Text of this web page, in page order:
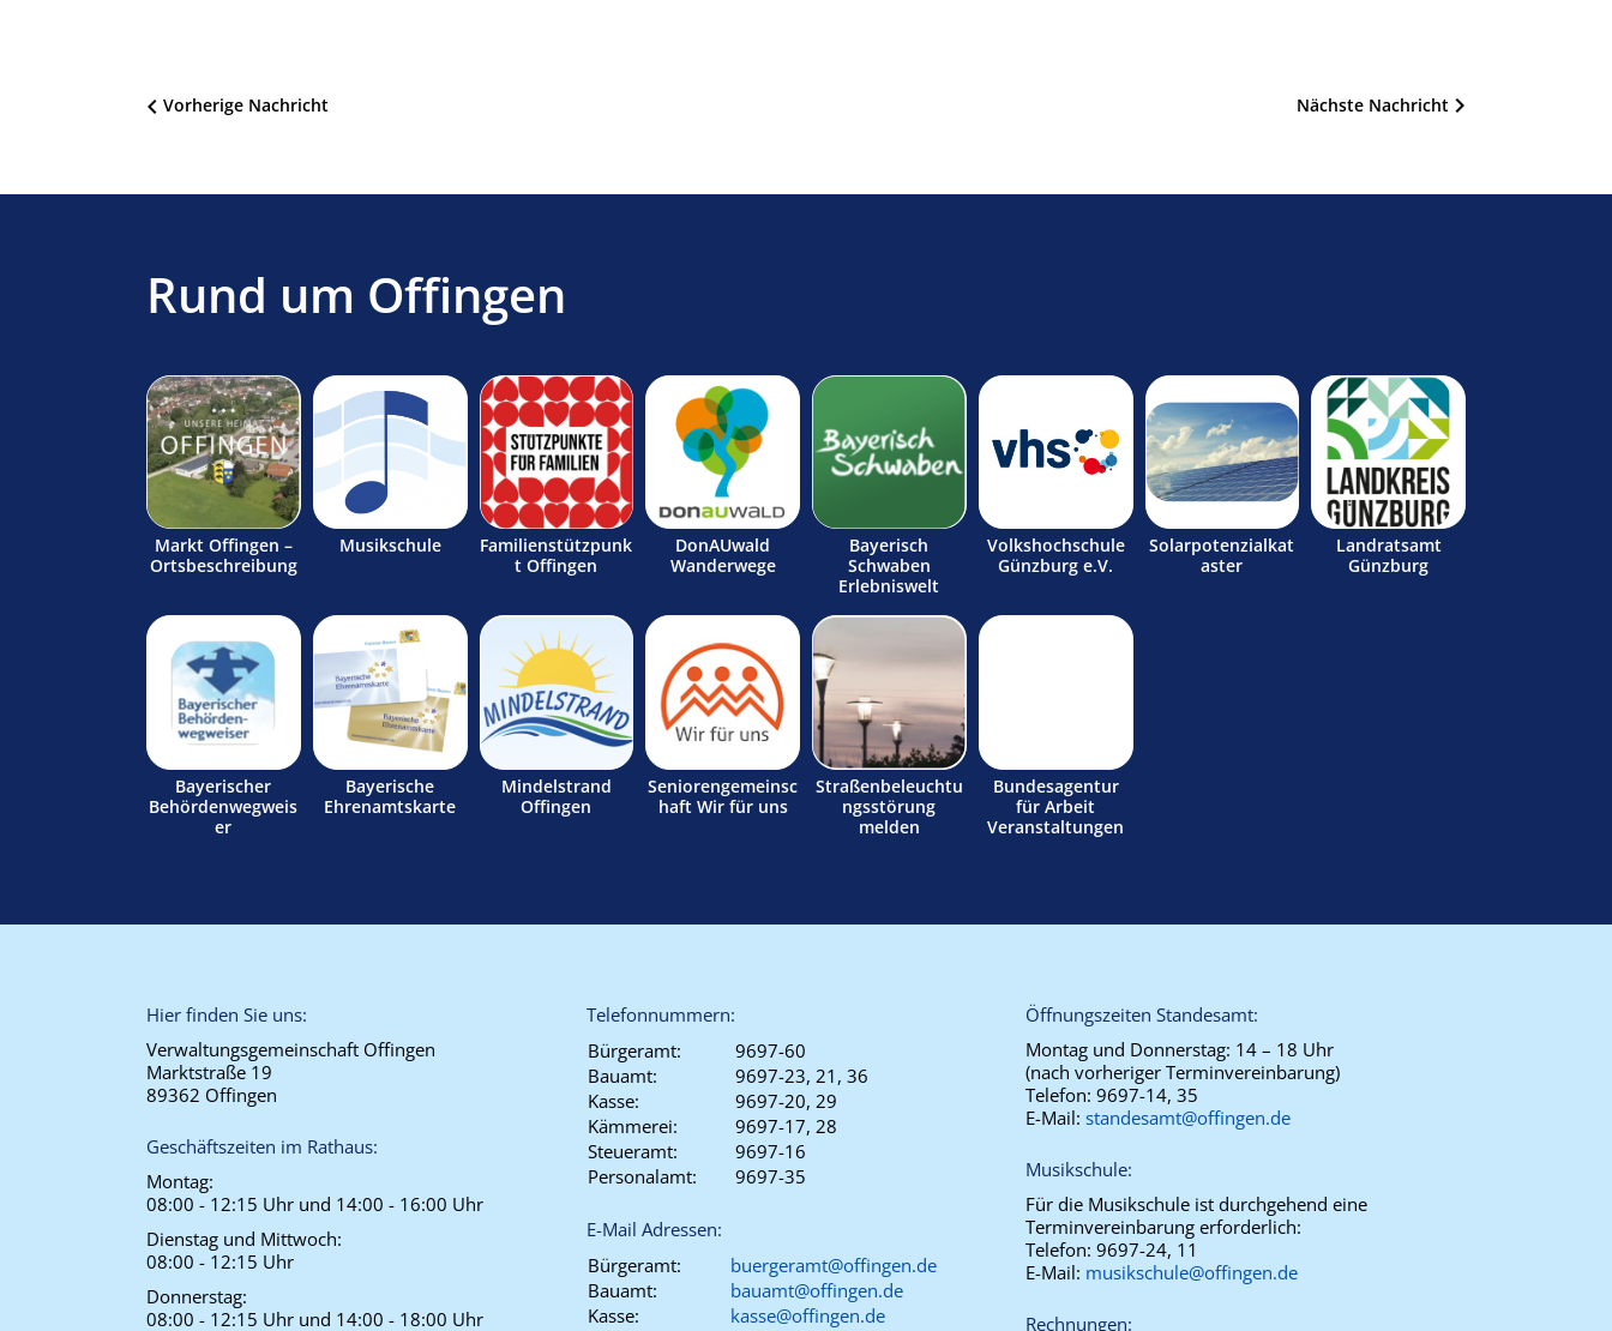
Beitragsnavigation Nächste Nachricht
Vorherige Nachricht
Rund um Offingen
Markt Offingen –
Ortsbeschreibung
Musikschule
Familienstützpunk
t Offingen
DonAUwald
Wanderwege
Bayerisch
Schwaben
Erlebniswelt
Volkshochschule
Günzburg e.V.
Solarpotenzialkat
aster
Landratsamt
Günzburg
Bayerischer
Behördenwegweis
er
Bayerische
Ehrenamtskarte
Mindelstrand
Offingen
Seniorengemeinsc
haft Wir für uns
Straßenbeleuchtu
ngsstörung
melden
Bundesagentur
für Arbeit
Veranstaltungen
Hier finden Sie uns:
Verwaltungsgemeinschaft Offingen
Marktstraße 19
89362 Offingen
Geschäftszeiten im Rathaus:
Montag:
08:00 - 12:15 Uhr und 14:00 - 16:00 Uhr
Dienstag und Mittwoch:
08:00 - 12:15 Uhr
Donnerstag:
08:00 - 12:15 Uhr und 14:00 - 18:00 Uhr
Telefonnummern:
Bürgeramt:
9697-60
Bauamt:
9697-23, 21, 36
Kasse:
9697-20, 29
Kämmerei:
9697-17, 28
Steueramt:
9697-16
Personalamt:
9697-35
E-Mail Adressen:
Bürgeramt:
buergeramt@offingen.de
Bauamt:
bauamt@offingen.de
Kasse:
kasse@offingen.de
Öffnungszeiten Standesamt:
Montag und Donnerstag: 14 – 18 Uhr
(nach vorheriger Terminvereinbarung)
Telefon:9697-14, 35
E-Mail:standesamt@offingen.de
Musikschule:
Für die Musikschule ist durchgehend eine
Terminvereinbarung erforderlich:
Telefon:9697-24, 11
E-Mail: musikschule@offingen.de
Rechnungen: